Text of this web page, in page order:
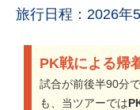
旅行日程：2026年
PK戦による帰
試合が前後半90分
も、当ツアーでは